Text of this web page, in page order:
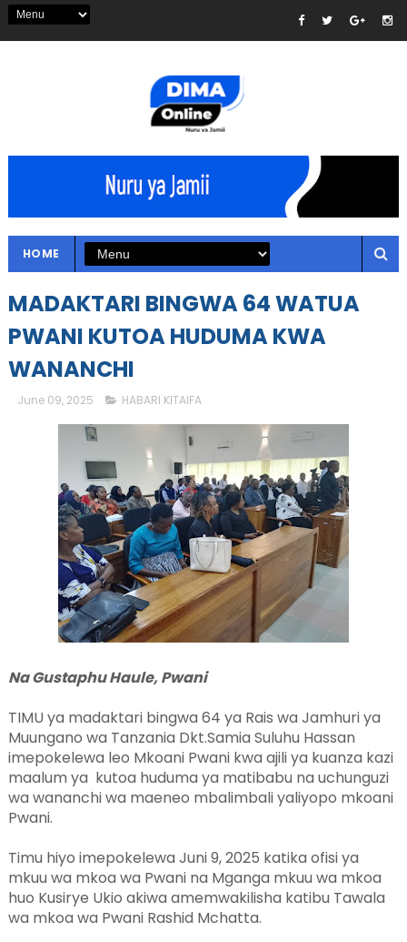
HOME
MADAKTARI BINGWA 64 WATUA
PWANI KUTOA HUDUMA KWA
WANANCHI
June 09, 2025 HABARI KITAIFA
Na Gustaphu Haule, Pwani
TIMU ya madaktari bingwa 64 ya Rais wa Jamhuri ya
Muungano wa Tanzania Dkt.Samia Suluhu Hassan
imepokelewa leo Mkoani Pwani kwa ajili ya kuanza kazi
maalum ya kutoa huduma ya matibabu na uchunguzi
wa wananchi wa maeneo mbalimbali yaliyopo mkoani
Pwani.
Timu hiyo imepokelewa Juni 9, 2025 katika ofisi ya
mkuu wa mkoa wa Pwani na Mganga mkuu wa mkoa
huo Kusirye Ukio akiwa amemwakilisha katibu Tawala
wa mkoa wa Pwani Rashid Mchatta.